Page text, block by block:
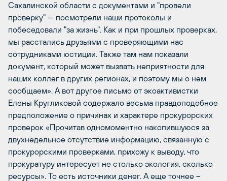
Сахалинской области с документами и "провели
проверку" — посмотрели наши протоколы и
побеседовали "за жизнь". Как и при прошлых проверках,
мы расстались друзьями с проверяющими нас
сотрудниками юстиции. Также там нам показали
документ, который может вызвать неприятности для
наших коллег в других регионах, и поэтому мы о нем
сообщаем». А вот другое письмо от экоактивистки
Елены Кругликовой содержало весьма правдоподобное
предположение о причинах и характере прокурорских
проверок «Прочитав одномоментно накопившуюся за
двухнедельное отсутствие информацию, связанную с
прокурорскими проверками, прихожу к выводу, что
прокуратуру интересует не столько экология, сколько
ресурсы». То есть источники денег. А еще точнее –